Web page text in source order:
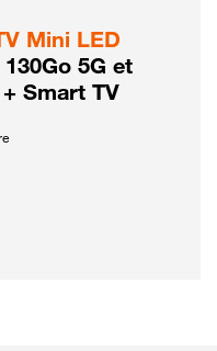
Mini LED
5G et
Smart TV